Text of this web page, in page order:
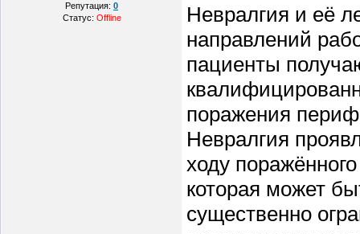
Репутация: 0
Статус: Offline
Невралгия и её
направлений
пациенты
поражения
Невралгия
ходу
которая может
существенно